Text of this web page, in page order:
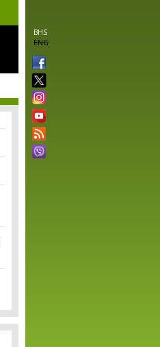
BHS
ENG